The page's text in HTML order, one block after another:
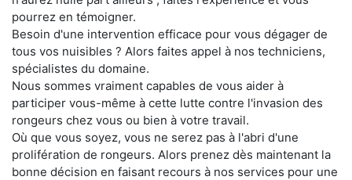
pourrez en témoigner.
Besoin d'une intervention efficace pour vous dégager de
tous vos nuisibles ? Alors faites appel à nos techniciens,
spécialistes du domaine.
Nous sommes vraiment capables de vous aider à
participer vous-même à cette lutte contre l'invasion des
rongeurs chez vous ou bien à votre travail.
Où que vous soyez, vous ne serez pas à l'abri d'une
prolifération de rongeurs. Alors prenez dès maintenant la
bonne décision en faisant recours à nos services pour une